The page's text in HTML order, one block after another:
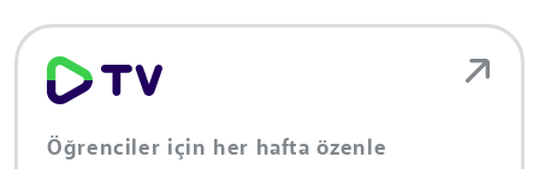
Öğrenciler için her hafta özenle